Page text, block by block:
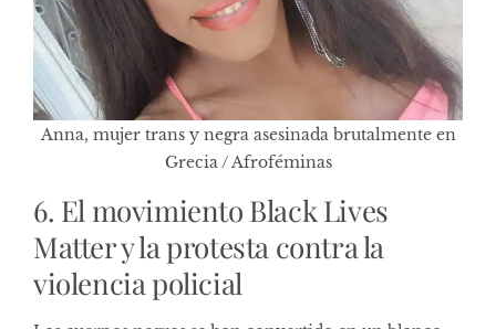
Anna, mujer trans y negra asesinada brutalmente en
Grecia / Afroféminas
6. El movimiento Black Lives
Matter y la protesta contra la
violencia policial